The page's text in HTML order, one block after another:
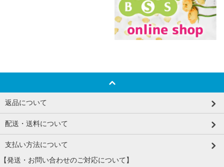
返品について
配送・送料について
支払い方法について
【発送・お問い合わせのご対応について】